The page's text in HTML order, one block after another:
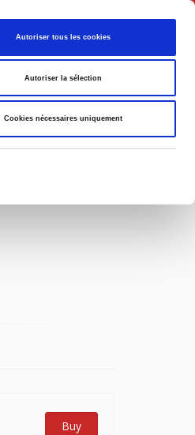
Autoriser tous les cookies
Autoriser la sélection
Cookies nécessaires uniquement
Buy